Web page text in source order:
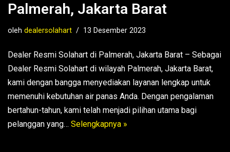
Palmerah, Jakarta Barat
oleh dealersolahart 13 Desember 2023
Dealer Resmi Solahart di Palmerah, Jakarta Barat – Sebagai
Dealer Resmi Solahart di wilayah Palmerah, Jakarta Barat,
kami dengan bangga menyediakan layanan lengkap untuk
memenuhi kebutuhan air panas Anda. Dengan pengalaman
bertahun-tahun, kami telah menjadi pilihan utama bagi
pelanggan yang… Selengkapnya »